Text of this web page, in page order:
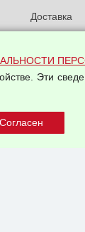
Доставка
Оплата и
Эти